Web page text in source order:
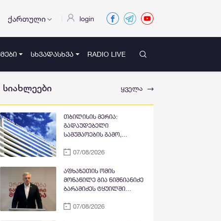
ქართული login
ᲡᲮᲕᲐᲓᲐᲡᲮᲕᲐ RADIO LIVE
სიახლეები ყველა
თბილისის მერია:
გადაუდებელი
სამუშაოების გამო,
ფშაველას გამზირების
მოედნის მიმართულებით
მოძრაობა დროებით
შეიზღუდება
07/08/2026
აფხაზეთის ომის
მონაწილე გია ნიშნიანიძე
ბარამიძეს ტყუილში
იზოლატორში გვყავდა
07/08/2026